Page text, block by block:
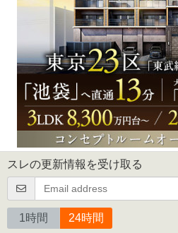
スレの更新情報を受け取る
1時間 24時間